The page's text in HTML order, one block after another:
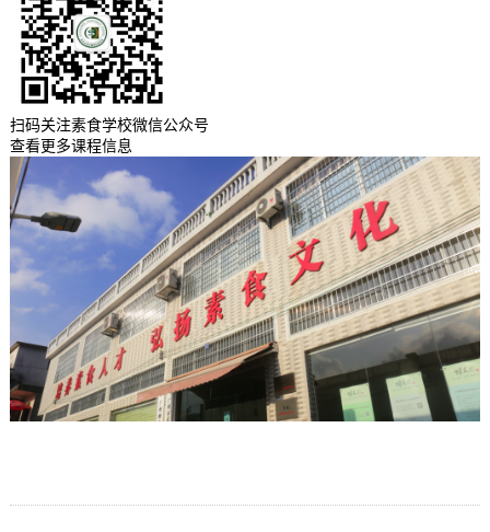
扫码关注素食学校微信公众号
查看更多课程信息